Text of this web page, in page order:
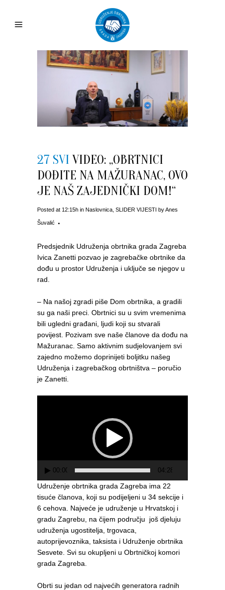
27 SVI VIDEO: „OBRTNICI
DOĐITE NA MAŽURANAC, OVO
JE NAŠ ZAJEDNIČKI DOM!“
Posted at 12:15h in Naslovnica SLIDER VIJESTI byAnes
Šuvalić
Predsjednik Udruženja obrtnika grada Zagreba
Ivica Zanetti pozvao je zagrebačke obrtnike da
dođu u prostor Udruženja i uključe se njegov u
rad.
– Na našoj zgradi piše Dom obrtnika, a gradili
su ga naši preci. Obrtnici su u svim vremenima
bili ugledni građani, ljudi koji su stvarali
povijest. Pozivam sve naše članove da dođu na
Mažuranac. Samo aktivnim sudjelovanjem svi
zajedno možemo doprinijeti boljitku našeg
Udruženja i zagrebačkog obrtništva – poručio
je Zanetti.
00:00 04:28
Udruženje obrtnika grada Zagreba ima 22
tisuće članova, koji su podijeljeni u 34 sekcije i
6 cehova. Najveće je udruženje u Hrvatskoj i
gradu Zagrebu, na čijem području još djeluju
udruženja ugostitelja, trgovaca,
autoprijevoznika, taksista i Udruženje obrtnika
Sesvete. Svi su okupljeni u Obrtničkoj komori
grada Zagreba.
Obrti su jedan od najvećih generatora radnih